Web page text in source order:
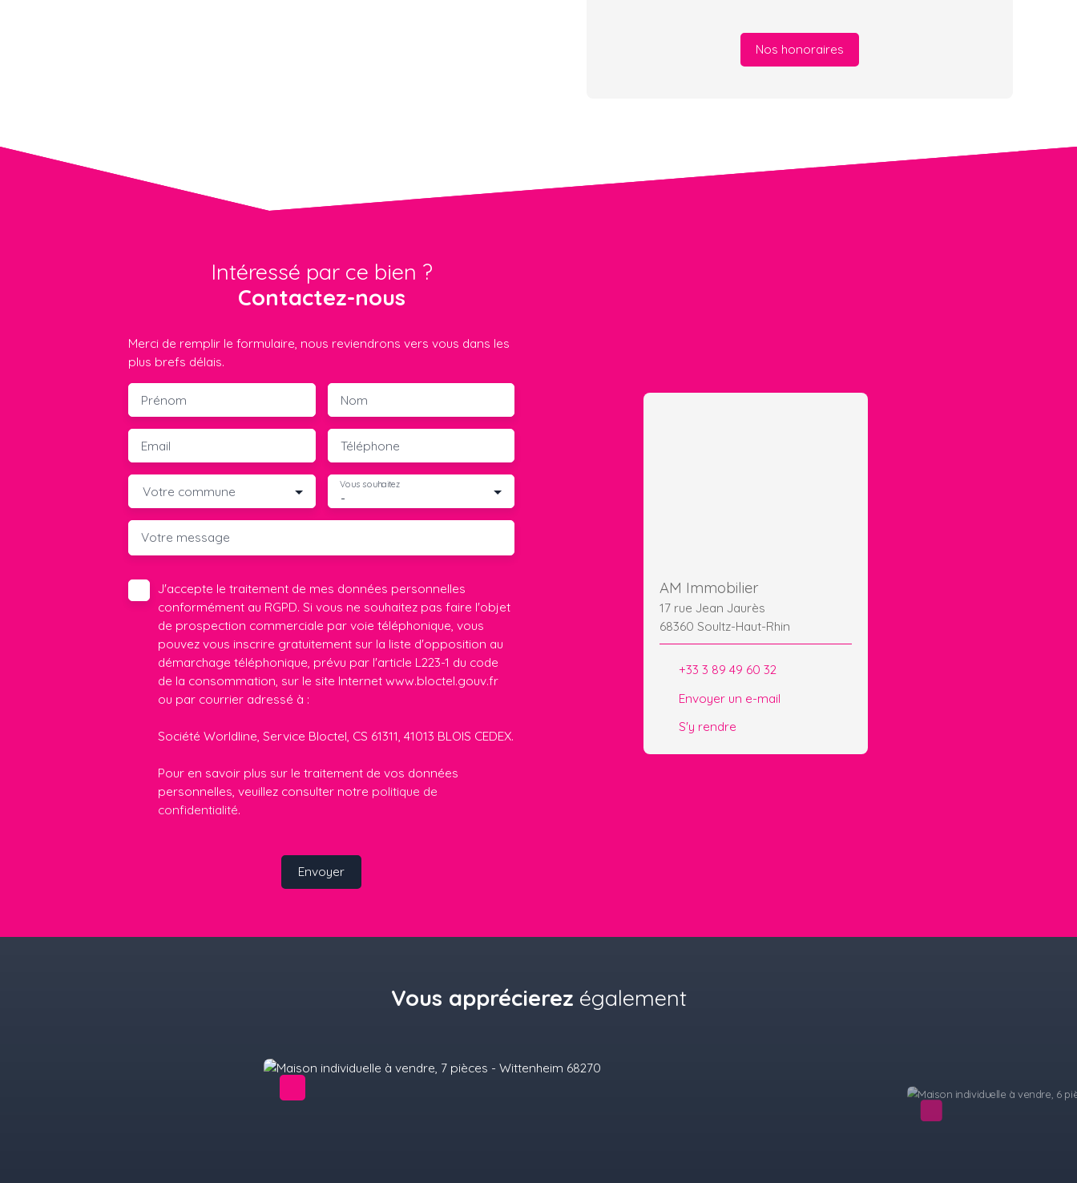
Nos honoraires
Intéressé par ce bien ?
Contactez-nous
Merci de remplir le formulaire, nous reviendrons vers vous dans les
plus brefs délais.
Prénom Nom
Email Téléphone
Votre commune -
Vous souhaitez
Votre message
J'accepte le traitement de mes données personnelles
conformément au RGPD. Si vous ne souhaitez pas faire l'objet
de prospection commerciale par voie téléphonique, vous
pouvez vous inscrire gratuitement sur la liste d'opposition au
démarchage téléphonique, prévu par l'article L223-1 du code
de la consommation, sur le site Internet www.bloctel.gouv.fr
ou par courrier adressé à :
Société Worldline, Service Bloctel, CS 61311, 41013 BLOIS CEDEX.
Pour en savoir plus sur le traitement de vos données
personnelles, veuillez consulter notre politique de
confidentialité.
Envoyer
AM Immobilier
17 rue Jean Jaurès
68360 Soultz-Haut-Rhin
+33 3 89 49 60 32
Envoyer un e-mail
S'y rendre
Vous apprécierez également